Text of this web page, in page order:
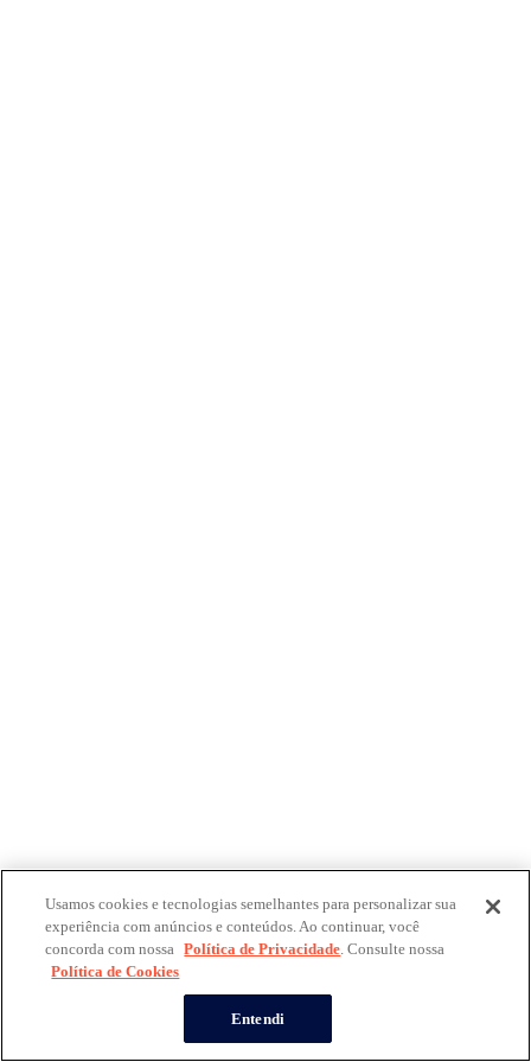
Usamos cookies e tecnologias semelhantes para personalizar sua
experiência com anúncios e conteúdos. Ao continuar, você
concorda com nossa Política de Privacidade. Consulte nossa
Política de Cookies
Entendi